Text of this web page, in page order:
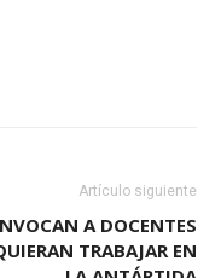
Artículo siguiente
A DOCENTES
TRABAJAR EN